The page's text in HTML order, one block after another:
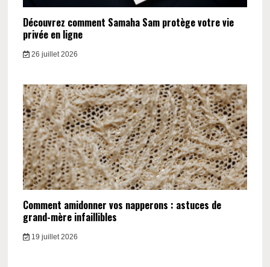
Découvrez comment Samaha Sam protège votre vie
privée en ligne
26 juillet 2026
Comment amidonner vos napperons : astuces de
grand-mère infaillibles
19 juillet 2026